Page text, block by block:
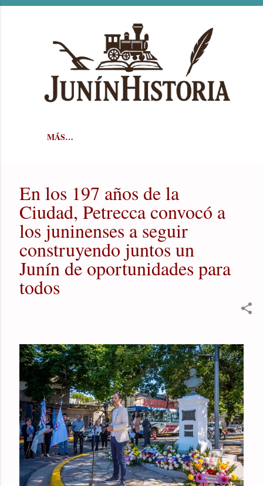
MÁS…
En los 197 años de la
Ciudad, Petrecca convocó a
los juninenses a seguir
construyendo juntos un
Junín de oportunidades para
todos